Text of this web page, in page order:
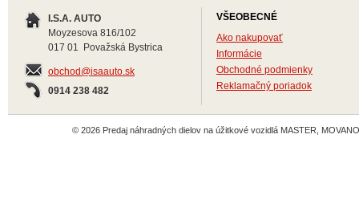
I.S.A. AUTO
Moyzesova 816/102
017 01 Považská Bystrica
obchod@isaauto.sk
0914 238 482
VŠEOBECNÉ
Ako nakupovať
Informácie
Obchodné podmienky
Reklamačný poriadok
© 2026 Predaj náhradných dielov na úžitkové vozidlá MASTER,